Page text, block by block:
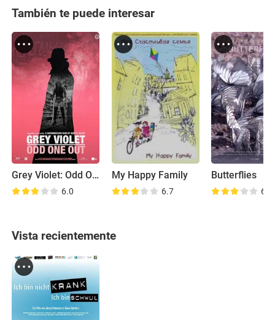
También te puede interesar
Grey Violet: Odd One Out
6.0
My Happy Family
6.7
Butterflies
6.7
Vista recientemente